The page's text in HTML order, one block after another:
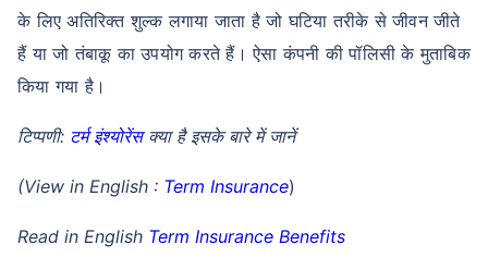
के लिए अतिरिक्त शुल्क लगाया जाता है जो घटिया तरीके से जीवन जीते
हैं या जो तंबाकू का उपयोग करते हैं। ऐसा कंपनी की पॉलिसी के मुताबिक
किया गया है।
टिप्पणी: टर्म इंश्योरेंसक्या है इसके बारे में जानें
(View in English : Term Insurance)
Read in English Term Insurance Benefits